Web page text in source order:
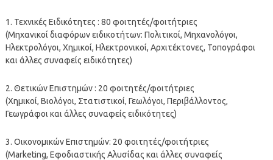
1. Τεχνικές Ειδικότητες : 80 φοιτητές/φοιτήτριες
(Μηχανικοί διαφόρων ειδικοτήτων: Πολιτικοί, Μηχανολόγοι,
Ηλεκτρολόγοι, Χημικοί, Ηλεκτρονικοί, Αρχιτέκτονες, Τοπογράφοι
και άλλες συναφείς ειδικότητες)
2. Θετικών Επιστημών : 20 φοιτητές/φοιτήτριες
(Χημικοί, Βιολόγοι, Στατιστικοί, Γεωλόγοι, Περιβάλλοντος,
Γεωγράφοι και άλλες συναφείς ειδικότητες)
3. Οικονομικών Επιστημών: 20 φοιτητές/φοιτήτριες
(Marketing, Εφοδιαστικής Αλυσίδας και άλλες συναφείς